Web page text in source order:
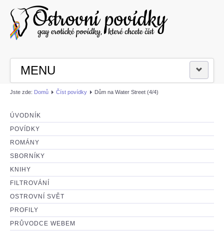
MENU
PŘIHLÁSIT SE
ČÍST POVÍDKY
NAPSAT POVÍDKU
Jste zde: Domů Číst povídky Dům na Water Street (4/4)
ÚVODNÍK
POVÍDKY
ROMÁNY
SBORNÍKY
KNIHY
FILTROVÁNÍ
OSTROVNÍ SVĚT
PROFILY
PRŮVODCE WEBEM